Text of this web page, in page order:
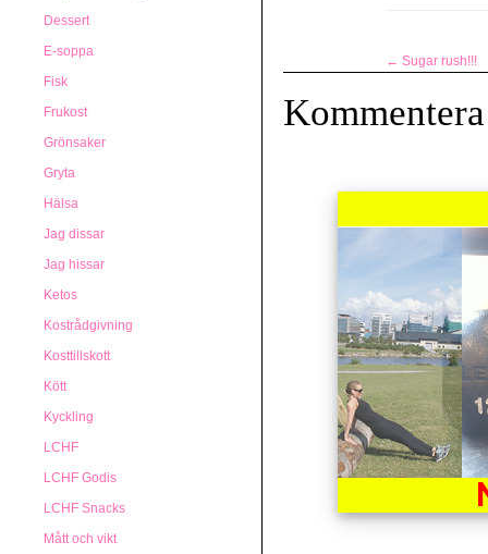
Dessert
E-soppa
Fisk
Frukost
Grönsaker
Gryta
Hälsa
Jag dissar
Jag hissar
Ketos
Kostrådgivning
Kosttillskott
Kött
Kyckling
LCHF
LCHF Godis
LCHF Snacks
Mått och vikt
← Sugar rush!!!
Kommentera